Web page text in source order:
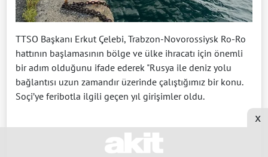
TTSO Başkanı Erkut Çelebi, Trabzon-Novorossiysk Ro-Ro
hattının başlamasının bölge ve ülke ihracatı için önemli
bir adım olduğunu ifade ederek "Rusya ile deniz yolu
bağlantısı uzun zamandır üzerinde çalıştığımız bir konu.
Soçi’ye feribotla ilgili geçen yıl girişimler oldu.
x